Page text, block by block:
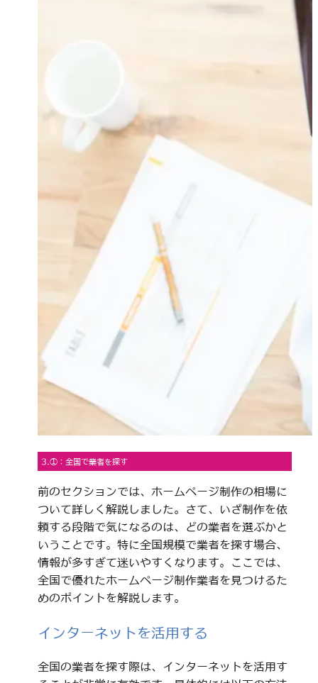
3.①：全国で業者を探す
前のセクションでは、ホームページ制作の相場に
ついて詳しく解説しました。さて、いざ制作を依
頼する段階で気になるのは、どの業者を選ぶかと
いうことです。特に全国規模で業者を探す場合、
情報が多すぎて迷いやすくなります。ここでは、
全国で優れたホームページ制作業者を見つけるた
めのポイントを解説します。
インターネットを活用する
全国の業者を探す際は、インターネットを活用す